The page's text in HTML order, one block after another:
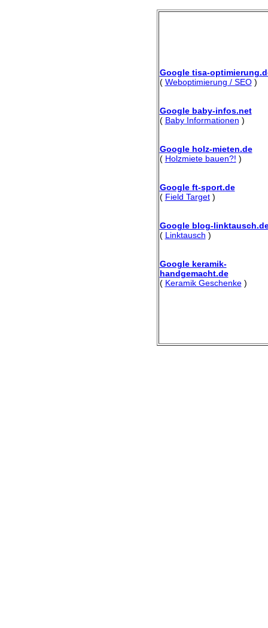
Google tisa-
( Weboptimierung / SEO)
Google baby-infos.net
( Baby Informationen )
Google holz-mieten.de
( Holzmiete bauen?! )
Google ft-sport.de
( Field Target)
Google blog-
( Linktausch )
Google keramik-
handgemacht.de
( Keramik Geschenke)